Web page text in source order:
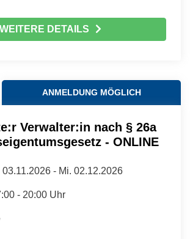
WEITERE DETAILS
ANMELDUNG MÖGLICH
Verwalter:in nach § 26a
- ONLINE
03.11.2026 - Mi. 02.12.2026
- 20:00 Uhr